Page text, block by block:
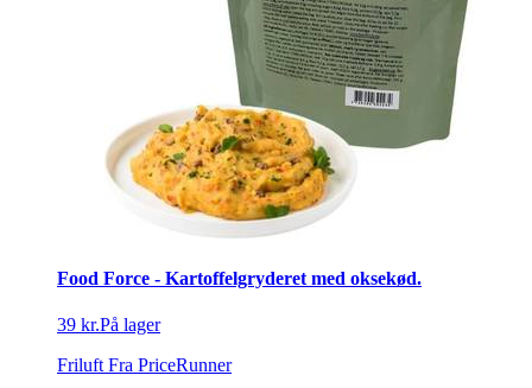
Food Force - Kartoffelgryderet med oksekød.
39 kr.På lager
Friluft Fra PriceRunner